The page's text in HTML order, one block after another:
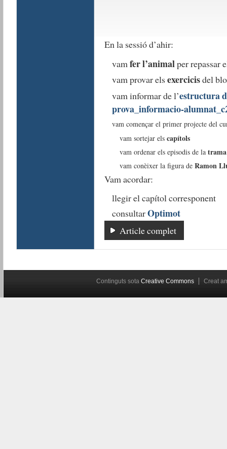
En la sessió d’ahir:
vam fer l’animalper repassar
vam provar elsexercicisdel
vam informar de l’estructura
prova_informacio-
vam començar el primer projecte del
vam sortejar els capítols
vam ordenar els episodis de la
vam conèixer la figura de Ramon
Vam acordar:
llegir el capítol corresponent
consultarOptimot
Article complet
Continguts sota Creative Commons Creat